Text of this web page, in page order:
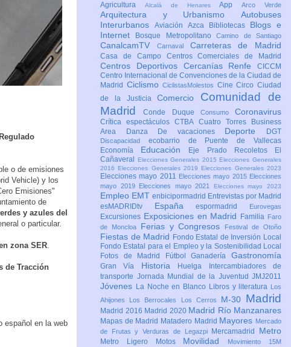
o de emisiones
Vehicle) y los
Emisiones"
de
y azules del
o particular.
zona SER
de Tracción
español en la web
Agricultura Alcalá de HenaresAppArco Verde
Arquitectura y Urbanismo Autobuses
Interurbanos Aviación Azca Bibliotecas Blogs e
Internet
Bosque MetropolitanoCamino de Santiago
CanalcamTV Carnaval Carreteras de Madrid
Casa de Campo Centros Comerciales de Madrid
Centros Deportivos Cercanías Renfe CICCM
Centro Internacional de Convenciones de la Ciudad de
Madrid CiclismoCiclistasMolestos CineCircoCiudad
de la JusticiaComercio Comunidad de
MadridConde Duque Consumo Coronavirus
Crítica espectáculosCTBA Cuatro Torres Business
Area
Danza De vacaciones Deporte DGT
Discapacidad ecobarrio de Puente de Vallecas
Economía Educación Eje Prado Recoletos
El
Cañaveral
Elecciones Generales 2015 Elecciones Generales
2016 Elecciones Generales 2019 Elecciones Generales 2023
Elecciones mayo 2011 Elecciones mayo 2015 Elecciones
mayo 2019
Elecciones mayo 2021 Elecciones mayo 2023
Empleo EMT enbicipormadrid Entrevistas por Madrid
esMADRIDtv Españaespormadrid Eurovegas
Excursiones Exposiciones en Madrid Familia Faro
de Moncloa
Ferias y Congresos Festival de Otoño
Fiestas de Madrid Fondo Estatal de Inversión Local
Fondo Estatal para el Empleo y la Sostenibilidad Local
Fotos de Madrid
FútbolGanaderíaGastronomía
Gran Vía Historia Huelga
Intercambiadores de
transporte Jornada Mundial de la Juventud JMJ2011
Jóvenes La Noche en Blanco Libros y literatura
Los
Ahijones
Los Berrocales Los Cerros M-30 Madrid
Madrid 2016 Madrid 2020 Madrid Río Manzanares
Mapas de Madrid Matadero Madrid Mayores Mercado
de Frutas y Verduras de Legazpi
Mercamadrid Metro
Metro Ligero Motos Movilidad Movimiento 15M